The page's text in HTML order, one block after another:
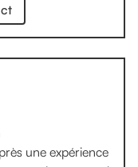
une expérience